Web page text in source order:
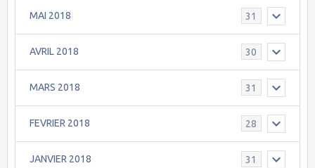
MAI 2018 31
AVRIL 2018 30
MARS 2018 31
FEVRIER 2018 28
JANVIER 2018 31